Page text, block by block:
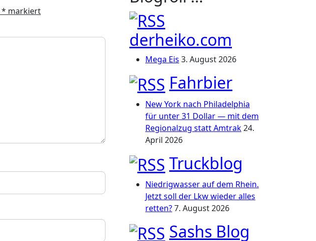
* markiert
derheiko.com
Mega Eis 3. August 2026
Fahrbier
New York nach Philadelphia
für unter 31 Dollar — mit dem
Regionalzug statt Amtrak24.
April 2026
Truckblog
Niedrigwasser auf dem Rhein.
Jetzt soll der Lkw wieder alles
retten?7. August 2026
Sashs Blog